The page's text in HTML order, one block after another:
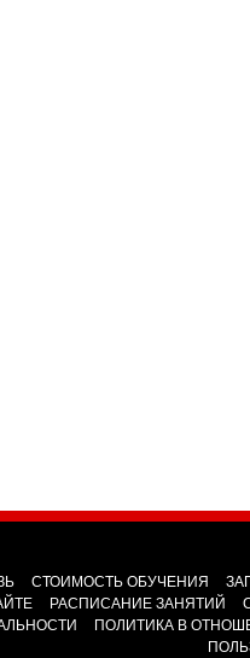
СТОИМОСТЬ ОБУЧЕНИЯ
РАСПИСАНИЕ ЗАНЯТИЙ
ПОЛИТИКА В